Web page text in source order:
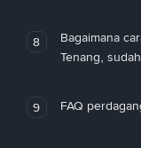
8
Bagaimana
Tenang,
9 FAQ